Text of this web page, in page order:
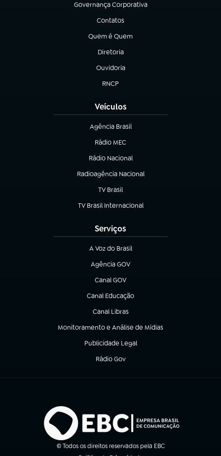
Governança Corporativa
(abre em nova aba)
Contatos
(abre em nova aba)
Quem é Quem
(abre em nova aba)
Diretoria
(abre em nova aba)
Ouvidoria
(abre em nova aba)
RNCP
(abre em nova aba)
Veículos
Agência Brasil
(abre em nova aba)
Rádio MEC
(abre em nova aba)
Rádio Nacional
Radioagência Nacional
(abre em nova aba)
TV Brasil
(abre em nova aba)
TV Brasil Internacional
(abre em nova aba)
Serviços
A Voz do Brasil
(abre em nova aba)
Agência GOV
(abre em nova aba)
Canal GOV
(abre em nova aba)
Canal Educação
(abre em nova aba)
Canal Libras
(abre em nova aba)
Monitoramento e Análise de Mídias
(abre em nova aba)
Publicidade Legal
(abre em nova aba)
Rádio Gov
(abre em nova aba)
© Todos os direitos reservados pela EBC